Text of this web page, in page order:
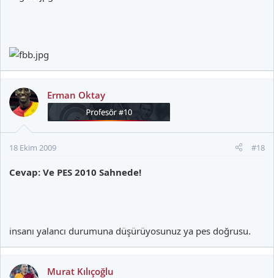
Erman Oktay
18 Ekim 2009 #18
Cevap: Ve PES 2010 Sahnede!
insanı yalancı durumuna düşürüyosunuz ya pes doğrusu.
Murat Kılıçoğlu